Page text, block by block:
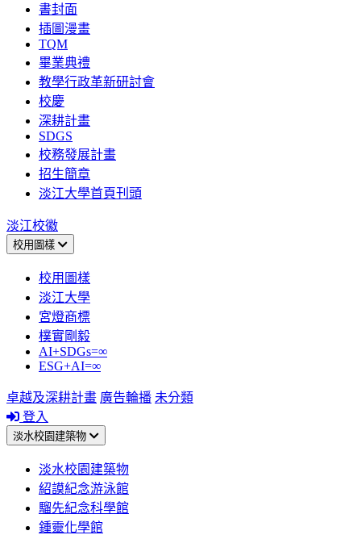
書封面
插圖漫畫
TQM
畢業典禮
教學行政革新研討會
校慶
深耕計畫
SDGS
校務發展計畫
招生簡章
淡江大學首頁刊頭
淡江校徽
校用圖樣
校用圖樣
淡江大學
宮燈商標
樸實剛毅
AI+SDGs=∞
ESG+AI=∞
卓越及深耕計畫 廣告輪播 未分類
登入
淡水校園建築物
淡水校園建築物
紹謨紀念游泳館
騮先紀念科學館
鍾靈化學館